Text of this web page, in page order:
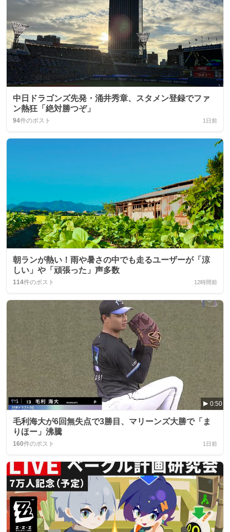
中日ドラゴンズ先発・涌井秀章、スタメン登録でファ
ン熱狂「絶対勝つぞ」
94件のポスト 1日前
朝ランが熱い！雨や暑さの中でも走るユーザーが「涼
しい」や「頑張った」声多数
114件のポスト 12時間前
0:50
毛利海大が6回無失点で3勝目、マリーンズ大勝で「ま
りほー」沸騰
160件のポスト 1日前